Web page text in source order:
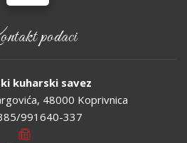
podaci
kuharski savez
48000 Koprivnica
991640-337